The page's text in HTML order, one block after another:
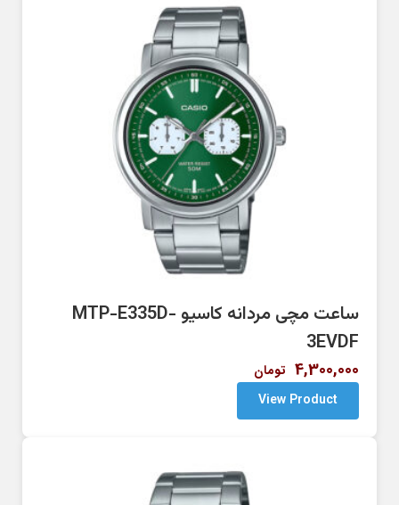
ساعت مچی مردانه کاسیو MTP-E335D-
3EVDF
4,300,000 تومان
View Product